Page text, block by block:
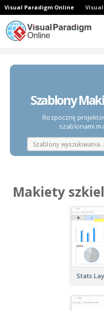
Visual Paradigm Online
Szablony
Rozpocznij
szablonami
Makiety
Stats